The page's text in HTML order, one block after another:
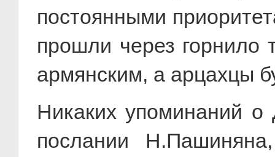
постоянными
прошли через горнило
армянским, а арцахцы
Никаких упоминаний
послании